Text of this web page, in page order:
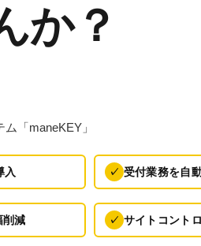
か？
「maneKEY」
入 ✓ 受付業務を自
削減 ✓ サイトコント